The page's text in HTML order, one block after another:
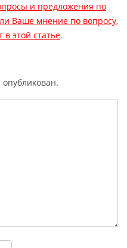
и предложения по
Ваше мнение по вопросу,
в этой статье.